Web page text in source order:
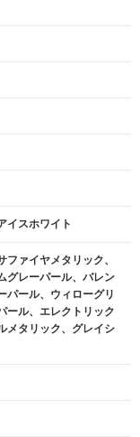
イスホワイト
ァイヤメタリック、
グレーパール、バレン
パール、ウィローグリ
ール、エレクトリック
メタリック、グレイシ